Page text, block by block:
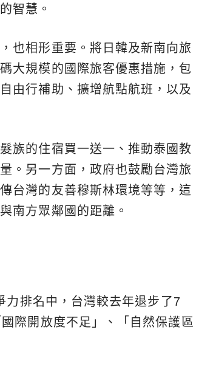
智慧。
也相形重要。將日韓及新南向旅
大規模的國際旅客優惠措施，包
由行補助、擴增航點航班，以及
族的住宿買一送一、推動泰國教
。另一方面，政府也鼓勵台灣旅
台灣的友善穆斯林環境等等，這
南方眾鄰國的距離。
力排名中，台灣較去年退步了7
際開放度不足」、「自然保護區